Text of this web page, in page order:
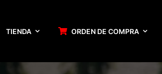
TIENDA ORDEN DE COMPRA